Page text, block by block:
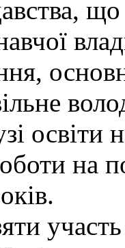
на
участь